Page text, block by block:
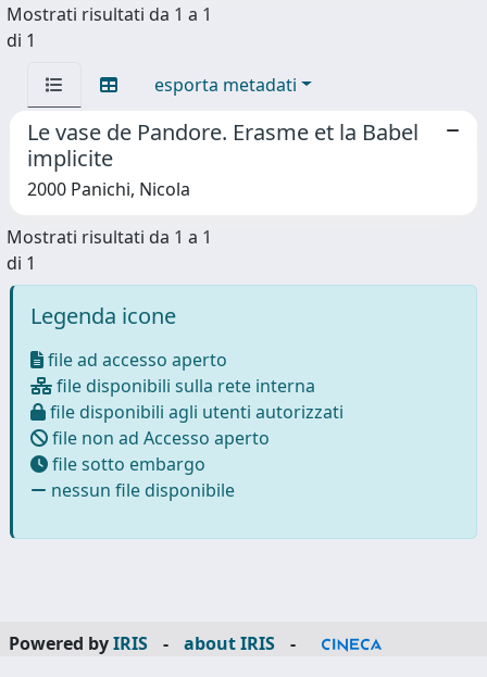
Mostrati risultati da 1 a 1
di 1
esporta metadati
Le vase de Pandore. Erasme et la Babel
implicite
2000 Panichi, Nicola
Mostrati risultati da 1 a 1
di 1
Legenda icone
file ad accesso aperto
file disponibili sulla rete interna
file disponibili agli utenti autorizzati
file non ad Accesso aperto
file sotto embargo
nessun file disponibile
Powered byIRIS - about IRIS
-